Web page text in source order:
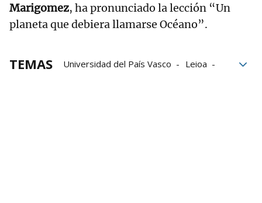
Marigomez, ha pronunciado la lección “Un
planeta que debiera llamarse Océano”.
TEMAS Universidad del País Vasco
Leioa